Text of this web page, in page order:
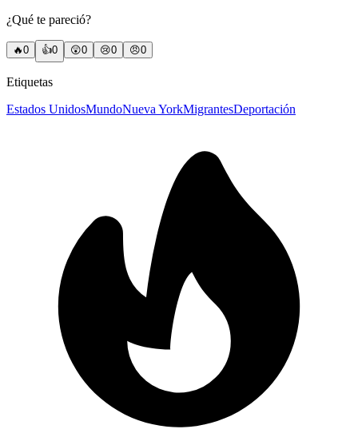
¿Qué te pareció?
🔥0 👍0 😲0 😢0 😠0
Etiquetas
Estados UnidosMundoNueva YorkMigrantesDeportación